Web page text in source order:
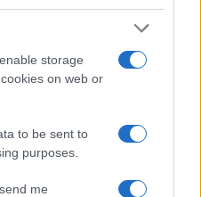
storage
on web or
to be sent to
purposes.
me